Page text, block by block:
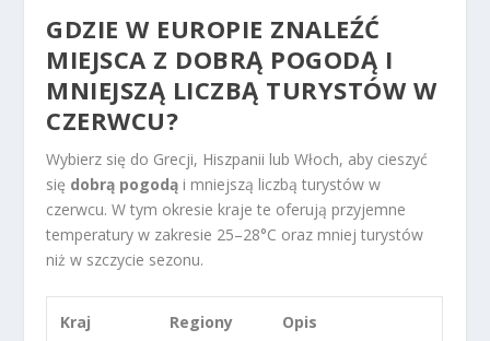
GDZIE W EUROPIE ZNALEŹĆ
MIEJSCA Z DOBRĄ POGODĄ I
MNIEJSZĄ LICZBĄ TURYSTÓW W
CZERWCU?
Wybierz się do Grecji, Hiszpanii lub Włoch, aby cieszyć
się dobrą pogodą i mniejszą liczbą turystów w
czerwcu. W tym okresie kraje te oferują przyjemne
temperatury w zakresie 25–28°C oraz mniej turystów
niż w szczycie sezonu.
Kraj Regiony Opis